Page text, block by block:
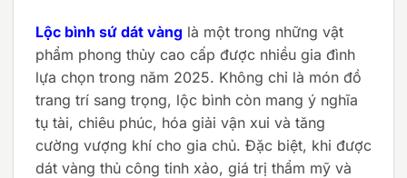
Lộc bình sứ dát vàng là một trong những vật
phẩm phong thủy cao cấp được nhiều gia đình
lựa chọn trong năm 2025. Không chỉ là món đồ
trang trí sang trọng, lộc bình còn mang ý nghĩa
tụ tài, chiêu phúc, hóa giải vận xui và tăng
cường vượng khí cho gia chủ. Đặc biệt, khi được
dát vàng thủ công tinh xảo, giá trị thẩm mỹ và